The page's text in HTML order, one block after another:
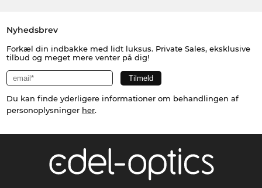
Nyhedsbrev
Forkæl din indbakke med lidt luksus. Private Sales, eksklusive
tilbud og meget mere venter på dig!
Du kan finde yderligere informationer om behandlingen af
personoplysninger her.